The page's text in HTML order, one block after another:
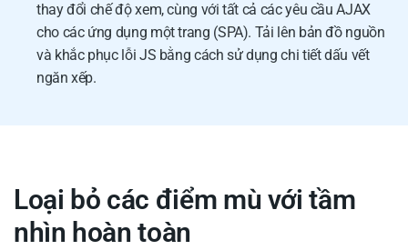
thay đổi chế độ xem, cùng với tất cả các yêu cầu AJAX
cho các ứng dụng một trang (SPA). Tải lên bản đồ nguồn
và khắc phục lỗi JS bằng cách sử dụng chi tiết dấu vết
ngăn xếp.
Loại bỏ các điểm mù với tầm
nhìn hoàn toàn